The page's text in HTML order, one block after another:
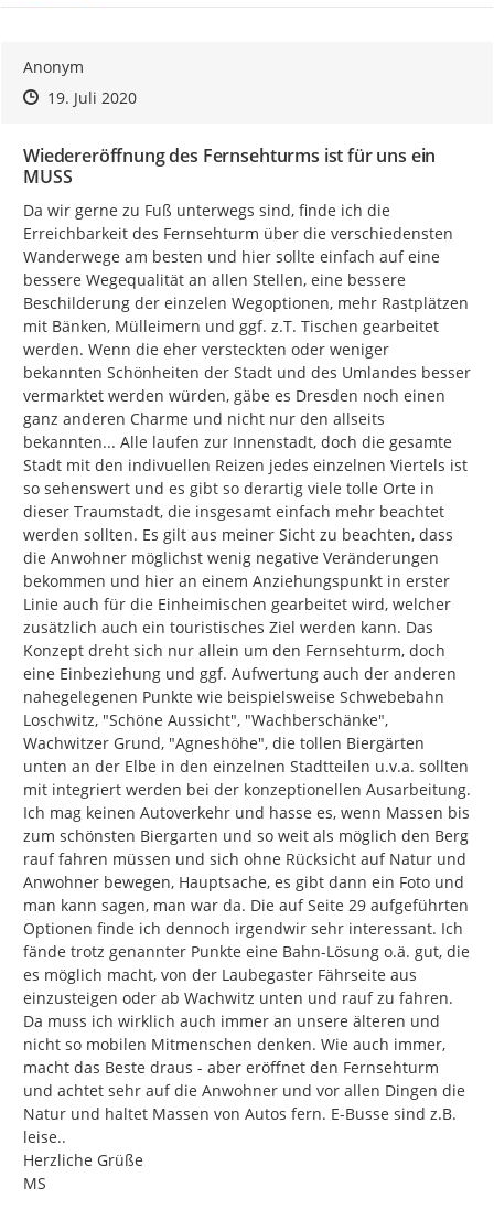
Anonym
Zeitpunkt des Erstellens
Zeitpunkt des Erstellens
19. Juli 2020Zur Äußerung
Wiedereröffnung des Fernsehturms ist für uns ein
MUSS
Da wir gerne zu Fuß unterwegs sind, finde ich die
Erreichbarkeit des Fernsehturm über die verschiedensten
Wanderwege am besten und hier sollte einfach auf eine
bessere Wegequalität an allen Stellen, eine bessere
Beschilderung der einzelen Wegoptionen, mehr Rastplätzen
mit Bänken, Mülleimern und ggf. z.T. Tischen gearbeitet
werden. Wenn die eher versteckten oder weniger
bekannten Schönheiten der Stadt und des Umlandes besser
vermarktet werden würden, gäbe es Dresden noch einen
ganz anderen Charme und nicht nur den allseits
bekannten... Alle laufen zur Innenstadt, doch die gesamte
Stadt mit den indivuellen Reizen jedes einzelnen Viertels ist
so sehenswert und es gibt so derartig viele tolle Orte in
dieser Traumstadt, die insgesamt einfach mehr beachtet
werden sollten. Es gilt aus meiner Sicht zu beachten, dass
die Anwohner möglichst wenig negative Veränderungen
bekommen und hier an einem Anziehungspunkt in erster
Linie auch für die Einheimischen gearbeitet wird, welcher
zusätzlich auch ein touristisches Ziel werden kann. Das
Konzept dreht sich nur allein um den Fernsehturm, doch
eine Einbeziehung und ggf. Aufwertung auch der anderen
nahegelegenen Punkte wie beispielsweise Schwebebahn
Loschwitz, "Schöne Aussicht", "Wachberschänke",
Wachwitzer Grund, "Agneshöhe", die tollen Biergärten
unten an der Elbe in den einzelnen Stadtteilen u.v.a. sollten
mit integriert werden bei der konzeptionellen Ausarbeitung.
Ich mag keinen Autoverkehr und hasse es, wenn Massen bis
zum schönsten Biergarten und so weit als möglich den Berg
rauf fahren müssen und sich ohne Rücksicht auf Natur und
Anwohner bewegen, Hauptsache, es gibt dann ein Foto und
man kann sagen, man war da. Die auf Seite 29 aufgeführten
Optionen finde ich dennoch irgendwir sehr interessant. Ich
fände trotz genannter Punkte eine Bahn-Lösung o.ä. gut, die
es möglich macht, von der Laubegaster Fährseite aus
einzusteigen oder ab Wachwitz unten und rauf zu fahren.
Da muss ich wirklich auch immer an unsere älteren und
nicht so mobilen Mitmenschen denken. Wie auch immer,
macht das Beste draus - aber eröffnet den Fernsehturm
und achtet sehr auf die Anwohner und vor allen Dingen die
Natur und haltet Massen von Autos fern. E-Busse sind z.B.
leise..
Herzliche Grüße
MS